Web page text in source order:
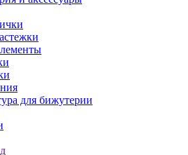
для бижутерии